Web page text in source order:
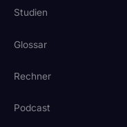
Studien
Glossar
Rechner
Podcast